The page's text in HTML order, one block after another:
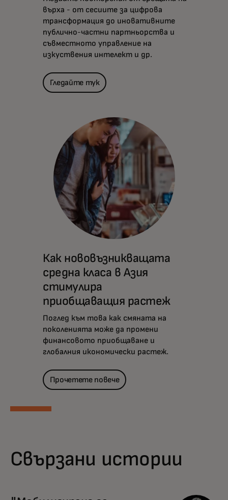
върха - от сесиите за цифрова
трансформация до иновативните
публично-частни партньорства и
съвместното управление на
изкуствения интелект и др.
Гледайте тук
Как нововъзникващата
средна класа в Азия
стимулира
приобщаващия растеж
Поглед към това как смяната на
поколенията може да промени
финансовото приобщаване и
глобалния икономически растеж.
Прочетете повече
Свързани истории